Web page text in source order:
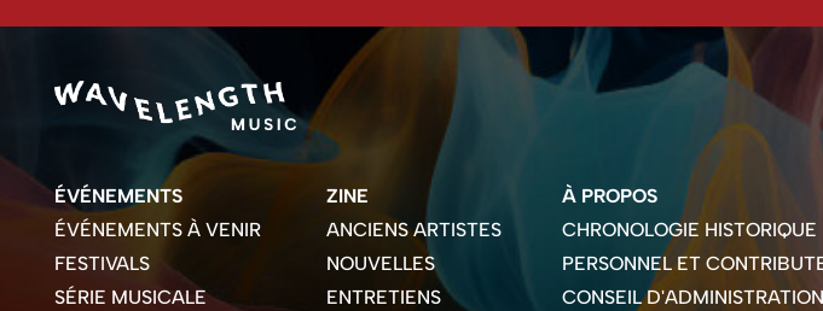
ÉVÉNEMENTS
ÉVÉNEMENTS À VENIR
FESTIVALS
SÉRIE MUSICALE
ZINE
ANCIENS ARTISTES
NOUVELLES
ENTRETIENS
À PROPOS
CHRONOLOGIE HISTORIQUE
PERSONNEL ET
CONSEIL D'ADMINISTRATION